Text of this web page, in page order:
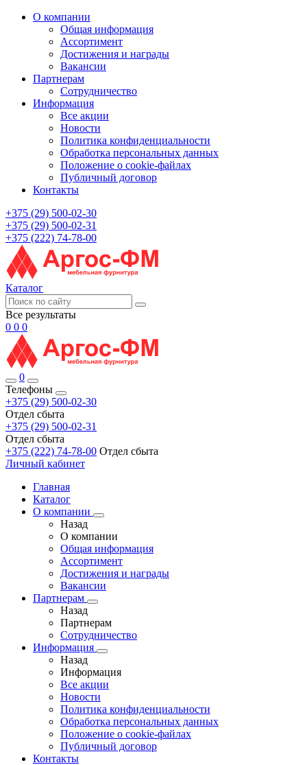
О компании
Общая информация
Ассортимент
Достижения и награды
Вакансии
Партнерам
Сотрудничество
Информация
Все акции
Новости
Политика конфиденциальности
Обработка персональных данных
Положение о cookie-файлах
Публичный договор
Контакты
+375 (29) 500-02-30
+375 (29) 500-02-31
+375 (222) 74-78-00
Каталог
Все результаты
0 0 0
0
Телефоны
+375 (29) 500-02-30
Отдел сбыта
+375 (29) 500-02-31
Отдел сбыта
+375 (222) 74-78-00 Отдел сбыта
Личный кабинет
Главная
Каталог
О компании
Назад
О компании
Общая информация
Ассортимент
Достижения и награды
Вакансии
Партнерам
Назад
Партнерам
Сотрудничество
Информация
Назад
Информация
Все акции
Новости
Политика конфиденциальности
Обработка персональных данных
Положение о cookie-файлах
Публичный договор
Контакты